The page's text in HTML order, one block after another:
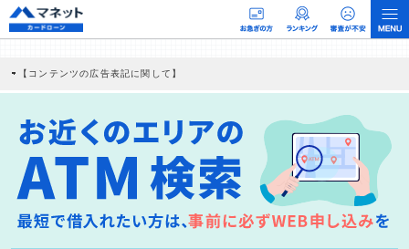
【コンテンツの広告表記に関して】
社に対して企業から紹介報酬が支払われるという収益モデルです。 ただし、特定の
商品を根拠なくPRするものではなく、当編集部の調査／ユーザーへの口コミ収集な
どに基づき、公平性を担保した情報提供を行っています。
>提携企業一覧